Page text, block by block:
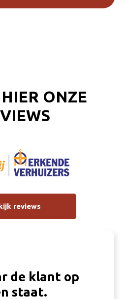
ONZE
reviews
de klant op
staat.